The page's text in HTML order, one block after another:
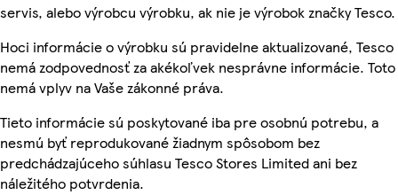
servis, alebo výrobcu výrobku, ak nie je výrobok značky Tesco.
Hoci informácie o výrobku sú pravidelne aktualizované, Tesco
nemá zodpovednosť za akékoľvek nesprávne informácie. Toto
nemá vplyv na Vaše zákonné práva.
Tieto informácie sú poskytované iba pre osobnú potrebu, a
nesmú byť reprodukované žiadnym spôsobom bez
predchádzajúceho súhlasu Tesco Stores Limited ani bez
náležitého potvrdenia.